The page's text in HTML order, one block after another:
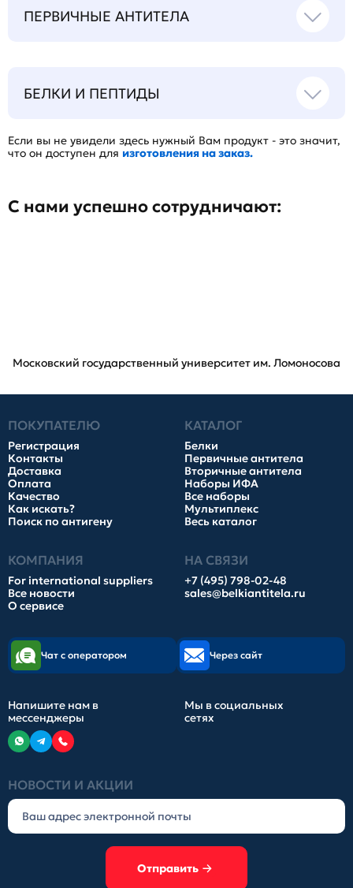
ПЕРВИЧНЫЕ АНТИТЕЛА
БЕЛКИ И ПЕПТИДЫ
Если вы не увидели здесь нужный Вам продукт - это значит,
что он доступен для изготовления на заказ.
С нами успешно сотрудничают:
Московский государственный университет им. Ломоносова
ПОКУПАТЕЛЮ
Регистрация
Контакты
Доставка
Оплата
Качество
Как искать?
Поиск по антигену
КАТАЛОГ
Белки
Первичные антитела
Вторичные антитела
Наборы ИФА
Все наборы
Мультиплекс
Весь каталог
КОМПАНИЯ
For international suppliers
Все новости
О сервисе
НА СВЯЗИ
+7 (495) 798-02-48
sales@belkiantitela.ru
НОВОСТИ И АКЦИИ
Отправить
Чат с оператором Через сайт
Напишите нам в
мессенджеры
Мы в социальных
сетях